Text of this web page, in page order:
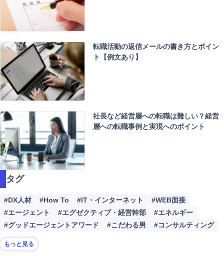
ー
検
索
転職活動の返信メールの書き方とポイン
ト【例文あり】
社長など経営層への転職は難しい？経営
層への転職事例と実現へのポイント
タグ
#DX人材 #How To #IT・インターネット
#WEB面接
#エージェント
#エグゼクティブ・経営幹部
#エネルギー
#グッドエージェントアワード
#こだわる男 #コンサルティング
もっと見る